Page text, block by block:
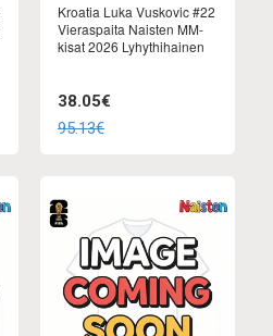
Kroatia Luka Vuskovic #22
Vieraspaita Naisten MM-
kisat 2026 Lyhythihainen
38.05€
95.13€